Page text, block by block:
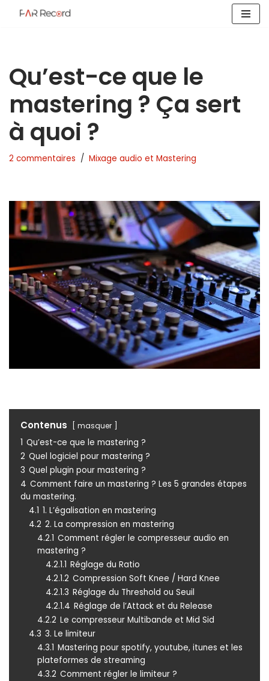
Qu’est-ce que le
mastering ? Ça sert
à quoi ?
2 commentaires Mixage audio et Mastering
Contenus masquer
1 Qu’est-ce que le mastering ?
2 Quel logiciel pour mastering ?
3 Quel plugin pour mastering ?
4 Comment faire un mastering ? Les 5 grandes étapes
du mastering.
4.1 1. L’égalisation en mastering
4.2 2. La compression en mastering
4.2.1 Comment régler le compresseur audio en
mastering ?
4.2.1.1 Réglage du Ratio
4.2.1.2 Compression Soft Knee / Hard Knee
4.2.1.3 Réglage du Threshold ou Seuil
4.2.1.4 Réglage de l’Attack et du Release
4.2.2 Le compresseur Multibande et Mid Sid
4.3 3. Le limiteur
4.3.1 Mastering pour spotify, youtube, itunes et les
plateformes de streaming
4.3.2 Comment régler le limiteur ?